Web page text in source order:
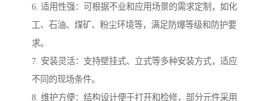
6. 适用性强：可根据不业和应用场景的需求定制，如化
工、石油、煤矿、粉尘环境等，满足防爆等级和防护要
求。
7. 安装灵活：支持壁挂式、立式等多种安装方式，适应
不同的现场条件。
8. 维护方便：结构设计便于打开和检修，部分元件采用